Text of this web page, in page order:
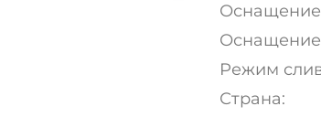
Режим
Страна: